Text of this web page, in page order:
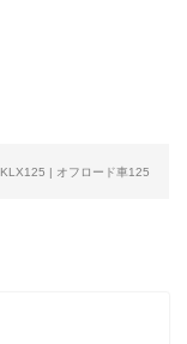
| オフロード車125